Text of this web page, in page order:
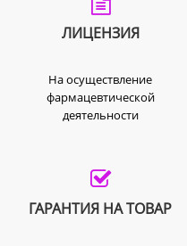
ЛИЦЕНЗИЯ
На осуществление
фармацевтической
деятельности
ГАРАНТИЯ НА ТОВАР